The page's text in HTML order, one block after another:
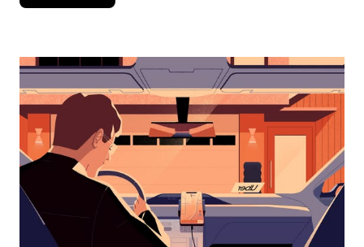
작
면
아
래
화
살
표